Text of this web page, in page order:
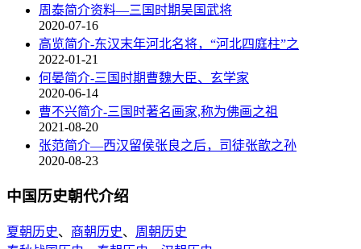
周泰简介资料—三国时期吴国武将
2020-07-16
高览简介-东汉末年河北名将，“河北四庭柱”之
2022-01-21
何晏简介-三国时期曹魏大臣、玄学家
2020-06-14
曹不兴简介-三国时著名画家,称为佛画之祖
2021-08-20
张范简介—西汉留侯张良之后，司徒张歆之孙
2020-08-23
中国历史朝代介绍
夏朝历史、 商朝历史、 周朝历史